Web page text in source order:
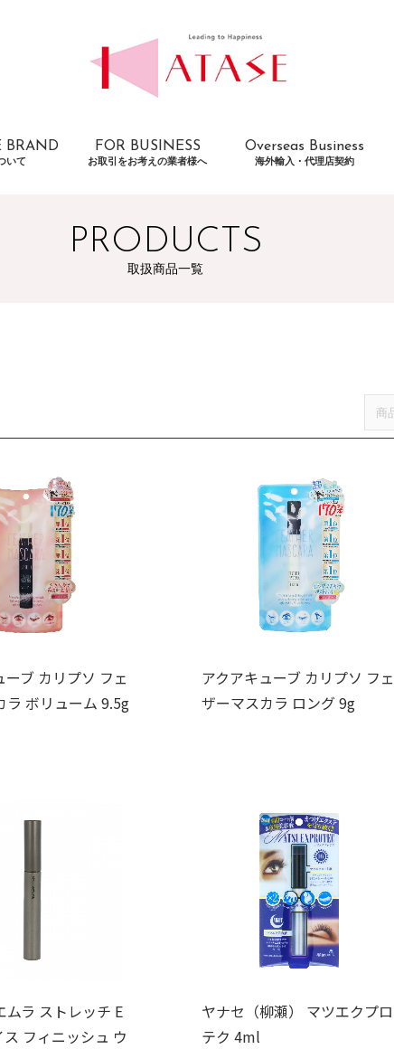
BRAND
いて
FOR BUSINESS
お取引をお考えの業者様へ
Overseas Business
海外輸入・代理店契約
PRODUCTS
取扱商品一覧
ーブ カリプソ フェ
ラ ボリューム 9.5g
アクアキューブ カリプソ フェ
ザーマスカラ ロング 9g
ムラ ストレッチ E
フィニッシュ ウ
ヤナセ（柳瀬） マツエクプロ
テク 4ml